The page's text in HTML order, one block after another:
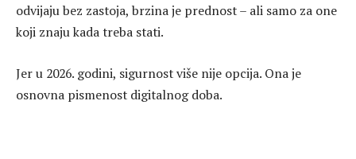
odvijaju bez zastoja, brzina je prednost – ali samo za one
koji znaju kada treba stati.
Jer u 2026. godini, sigurnost više nije opcija. Ona je
osnovna pismenost digitalnog doba.